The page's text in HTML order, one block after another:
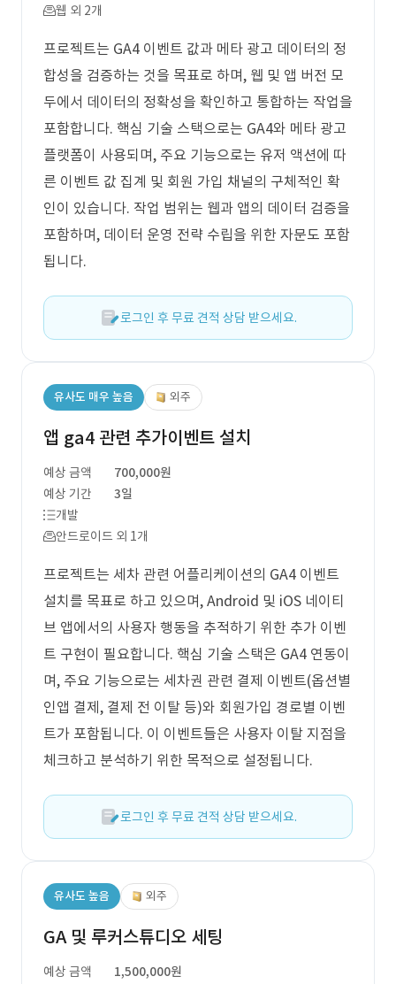
웹 외 2개
프로젝트는 GA4 이벤트 값과 메타 광고 데이터의 정
합성을 검증하는 것을 목표로 하며, 웹 및 앱 버전 모
두에서 데이터의 정확성을 확인하고 통합하는 작업을
포함합니다. 핵심 기술 스택으로는 GA4와 메타 광고
플랫폼이 사용되며, 주요 기능으로는 유저 액션에 따
른 이벤트 값 집계 및 회원 가입 채널의 구체적인 확
인이 있습니다. 작업 범위는 웹과 앱의 데이터 검증을
포함하며, 데이터 운영 전략 수립을 위한 자문도 포함
됩니다.
로그인 후 무료 견적 상담 받으세요.
유사도 매우 높음 외주
앱 ga4 관련 추가이벤트 설치
예상 금액
700,000원
예상 기간
3일
개발
안드로이드 외 1개
프로젝트는 세차 관련 어플리케이션의 GA4 이벤트
설치를 목표로 하고 있으며, Android 및 iOS 네이티
브 앱에서의 사용자 행동을 추적하기 위한 추가 이벤
트 구현이 필요합니다. 핵심 기술 스택은 GA4 연동이
며, 주요 기능으로는 세차권 관련 결제 이벤트(옵션별
인앱 결제, 결제 전 이탈 등)와 회원가입 경로별 이벤
트가 포함됩니다. 이 이벤트들은 사용자 이탈 지점을
체크하고 분석하기 위한 목적으로 설정됩니다.
로그인 후 무료 견적 상담 받으세요.
유사도 높음 외주
GA 및 루커스튜디오 세팅
예상 금액
1,500,000원